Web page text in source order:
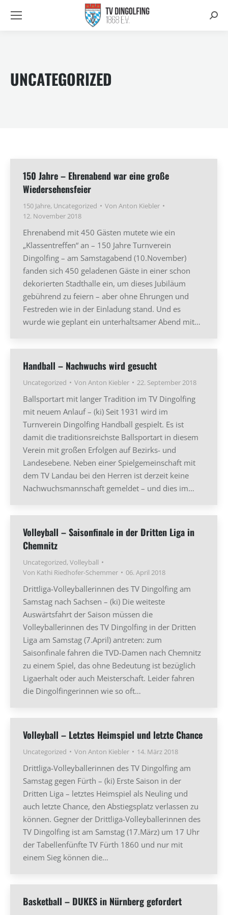
UNCATEGORIZED
150 Jahre – Ehrenabend war eine große
Wiedersehensfeier
150 Jahre, Uncategorized Von Anton Kiebler
12. November 2018
Ehrenabend mit 450 Gästen mutete wie ein
„Klassentreffen“ an – 150 Jahre Turnverein
Dingolfing – am Samstagabend (10.November)
fanden sich 450 geladenen Gäste in einer schon
dekorierten Stadthalle ein, um dieses Jubiläum
gebührend zu feiern – aber ohne Ehrungen und
Festreden wie in der Einladung stand. Und es
wurde wie geplant ein unterhaltsamer Abend mit…
Handball – Nachwuchs wird gesucht
Uncategorized Von Anton Kiebler 22. September 2018
Ballsportart mit langer Tradition im TV Dingolfing
mit neuem Anlauf – (ki) Seit 1931 wird im
Turnverein Dingolfing Handball gespielt. Es ist
damit die traditionsreichste Ballsportart in diesem
Verein mit großen Erfolgen auf Bezirks- und
Landesebene. Neben einer Spielgemeinschaft mit
dem TV Landau bei den Herren ist derzeit keine
Nachwuchsmannschaft gemeldet – und dies im…
Volleyball – Saisonfinale in der Dritten Liga in
Chemnitz
Uncategorized, Volleyball
Von Kathi Riedhofer-Schemmer 06. April 2018
Drittliga-Volleyballerinnen des TV Dingolfing am
Samstag nach Sachsen – (ki) Die weiteste
Auswärtsfahrt der Saison müssen die
Volleyballerinnen des TV Dingolfing in der Dritten
Liga am Samstag (7.April) antreten: zum
Saisonfinale fahren die TVD-Damen nach Chemnitz
zu einem Spiel, das ohne Bedeutung ist bezüglich
Ligaerhalt oder auch Meisterschaft. Leider fahren
die Dingolfingerinnen wie so oft…
Volleyball – Letztes Heimspiel und letzte Chance
Uncategorized Von Anton Kiebler 14. März 2018
Drittliga-Volleyballerinnen des TV Dingolfing am
Samstag gegen Fürth – (ki) Erste Saison in der
Dritten Liga – letztes Heimspiel als Neuling und
auch letzte Chance, den Abstiegsplatz verlassen zu
können. Gegner der Drittliga-Volleyballerinnen des
TV Dingolfing ist am Samstag (17.März) um 17 Uhr
der Tabellenfünfte TV Fürth 1860 und nur mit
einem Sieg können die…
Basketball – DUKES in Nürnberg gefordert